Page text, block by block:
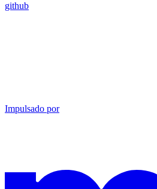
github
Impulsado por